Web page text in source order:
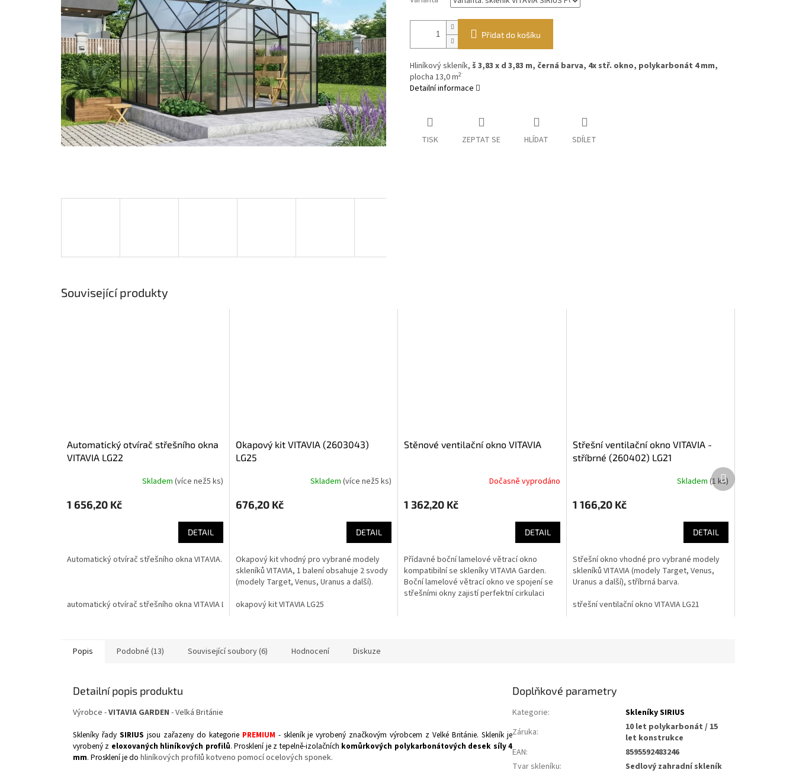
Přidat do košíku
Hliníkový skleník, š 3,83 x d 3,83 m, černá barva, 4x stř. okno, polykarbonát 4 mm,
plocha 13,0 m2.
Detailní informace
TISK ZEPTAT SE HLÍDAT SDÍLET
Související produkty
automatický otvírač střešního okna
VITAVIA LG22
Skladem (více než5 ks)
1 656,20 Kč
DETAIL
Automatický otvírač střešního okna VITAVIA.
automatický otvírač střešního okna VITAVIA LG22
okapový kit VITAVIA (2603043)
LG25
Skladem (více než5 ks)
676,20 Kč
DETAIL
Okapový kit vhodný pro vybrané modely
skleníků VITAVIA, 1 balení obsahuje 2 svody
(modely Target, Venus, Uranus a další).
okapový kit VITAVIA LG25
Stěnové ventilační okno VITAVIA
Dočasně vyprodáno
1 362,20 Kč
DETAIL
Přídavné boční lamelové větrací okno
kompatibilní se skleníky VITAVIA Garden.
Boční lamelové větrací okno ve spojení se
střešními okny zajistí perfektní cirkulaci
střešní ventilační okno VITAVIA -
stříbrné (260402) LG21
Skladem (1 ks)
1 166,20 Kč
DETAIL
Střešní okno vhodné pro vybrané modely
skleníků VITAVIA (modely Target, Venus,
Uranus a další), stříbrná barva.
střešní ventilační okno VITAVIA LG21
Další
produkt
Popis Podobné (13) Související soubory (6) Hodnocení Diskuze
Detailní popis produktu
Výrobce -VITAVIA GARDEN - Velká Británie
Skleníky řady SIRIUS jsou zařazeny do kategorie PREMIUM - skleník je vyrobený značkovým výrobcem z Velké Británie.Skleník je
vyrobený z eloxovaných hliníkových profilů. Prosklení je z tepelně-izolačních komůrkových polykarbonátových desek síly 4
mm. Prosklení je do hliníkových profilů kotveno pomocí ocelových sponek.
Doplňkové parametry
Kategorie:
Skleníky SIRIUS
Záruka:
10 let polykarbonát / 15
let konstrukce
EAN:
8595592483246
Tvar skleníku:
Sedlový zahradní skleník